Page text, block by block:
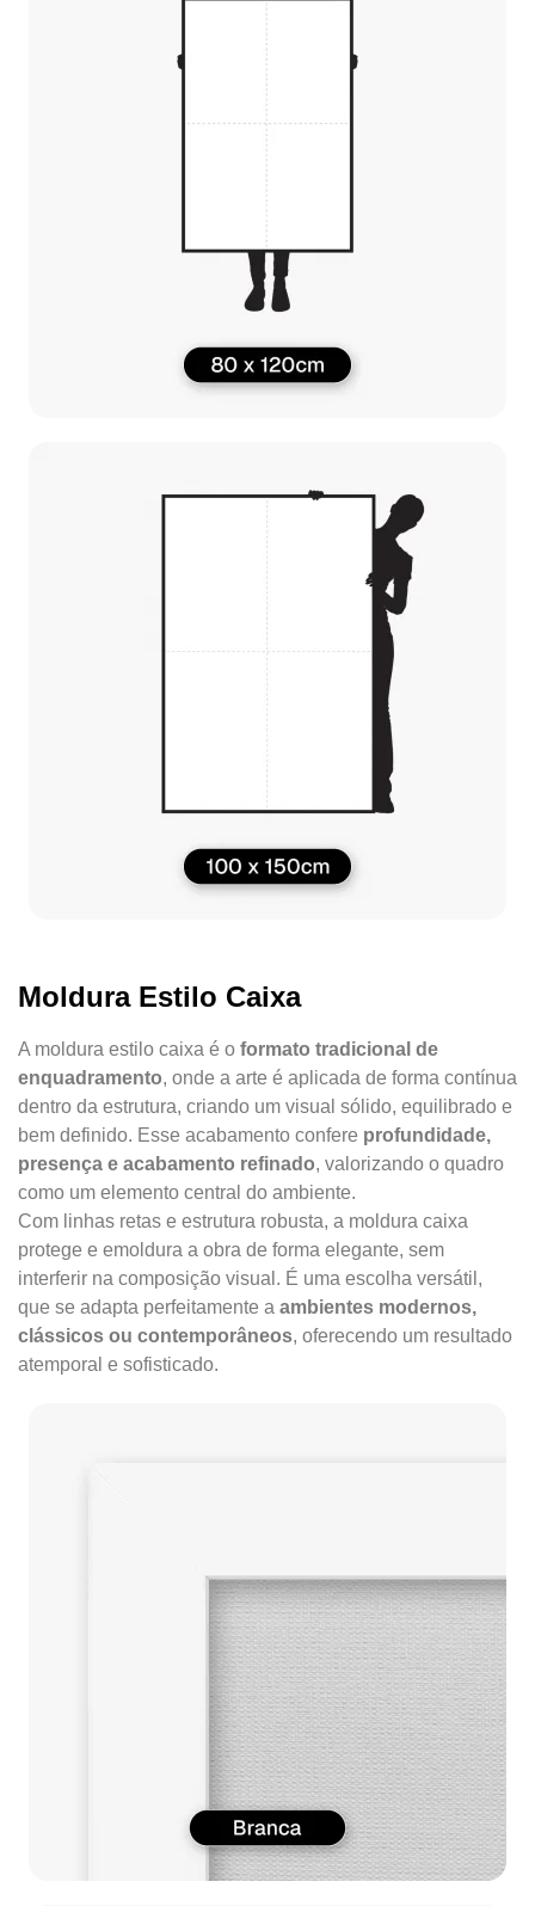
Moldura Estilo Caixa
A moldura estilo caixa é o formato tradicional de
enquadramento, onde a arte é aplicada de forma contínua
dentro da estrutura, criando um visual sólido, equilibrado e
bem definido. Esse acabamento confere profundidade,
presença e acabamento refinado, valorizando o quadro
como um elemento central do ambiente.
Com linhas retas e estrutura robusta, a moldura caixa
protege e emoldura a obra de forma elegante, sem
interferir na composição visual. É uma escolha versátil,
que se adapta perfeitamente a ambientes modernos,
clássicos ou contemporâneos, oferecendo um resultado
atemporal e sofisticado.